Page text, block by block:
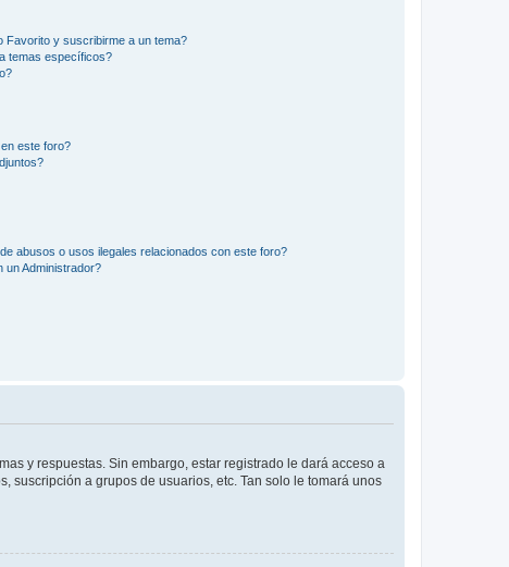
Favorito y suscribirme a un tema?
temas específicos?
este foro?
abusos o usos ilegales relacionados con este foro?
un Administrador?
y respuestas. Sin embargo, estar registrado le dará acceso a
suscripción a grupos de usuarios, etc. Tan solo le tomará unos